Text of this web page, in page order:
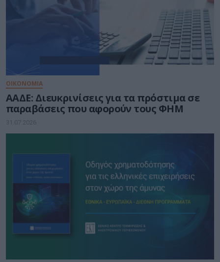
ΟΙΚΟΝΟΜΙΑ
ΑΑΔΕ: Διευκρινίσεις για τα πρόστιμα σε
παραβάσεις που αφορούν τους ΦΗΜ
31.07.2026